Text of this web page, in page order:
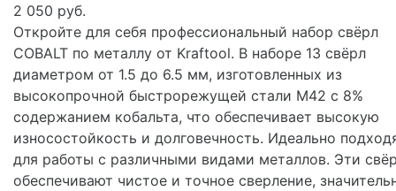
2 050 руб.
Откройте для себя профессиональный набор свёрл
COBALT по металлу от Kraftool. В наборе 13 свёрл
диаметром от 1.5 до 6.5 мм, изготовленных из
высокопрочной быстрорежущей стали М42 с 8%
содержанием кобальта, что обеспечивает высокую
износостойкость и долговечность. Идеально
для работы с различными видами металлов. Эти
обеспечивают чистое и точное сверление,